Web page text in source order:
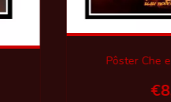
Pôster Che